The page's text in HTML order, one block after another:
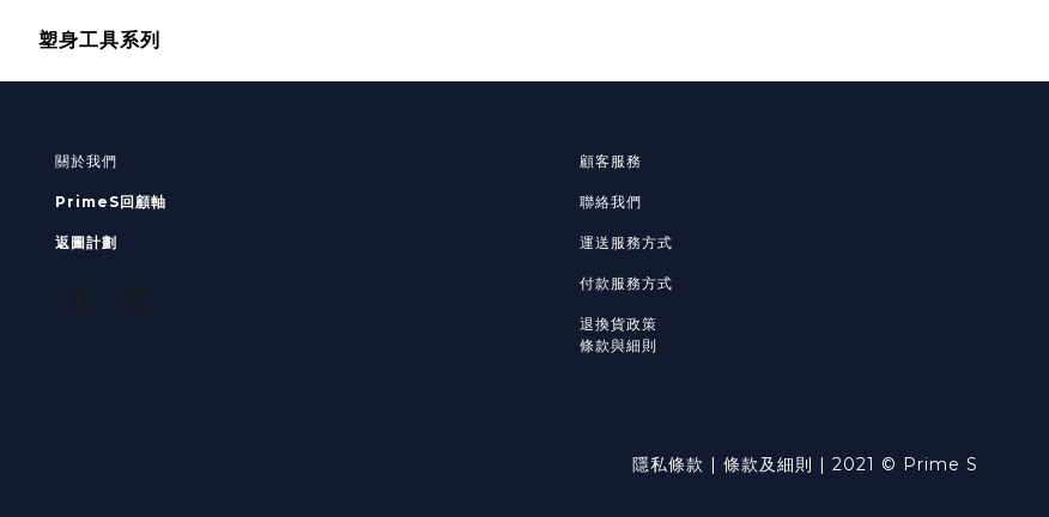
塑身工具系列
關於我們
PrimeS回顧軸
返圖計劃
顧客服務
聯絡我們
運送服務方式
付款服務方式
退換貨政策
條款與細則
隱私條款 | 條款及細則 | 2021 © Prime S